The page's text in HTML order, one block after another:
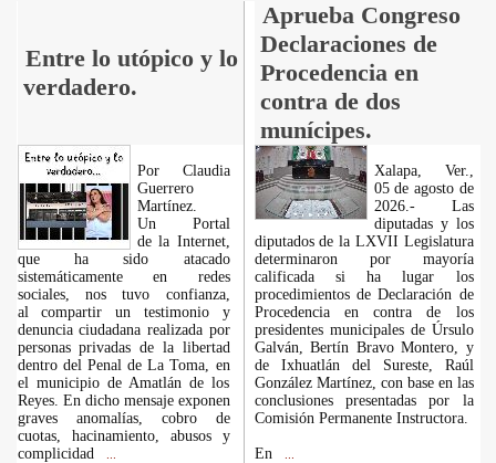
Entre lo utópico y lo
verdadero.
Aprueba Congreso
Declaraciones de
Procedencia en
contra de dos
munícipes.
Por Claudia
Guerrero
Martínez.
​Un Portal
de la Internet,
que ha sido atacado
sistemáticamente en redes
sociales, nos tuvo confianza,
al compartir un testimonio y
denuncia ciudadana realizada por
personas privadas de la libertad
dentro del Penal de La Toma, en
el municipio de Amatlán de los
Reyes. En dicho mensaje exponen
graves anomalías, cobro de
cuotas, hacinamiento, abusos y
complicidad
Xalapa, Ver.,
05 de agosto de
2026.- Las
diputadas y los
diputados de la LXVII Legislatura
determinaron por mayoría
calificada si ha lugar los
procedimientos de Declaración de
Procedencia en contra de los
presidentes municipales de Úrsulo
Galván, Bertín Bravo Montero, y
de Ixhuatlán del Sureste, Raúl
González Martínez, con base en las
conclusiones presentadas por la
Comisión Permanente Instructora.
En